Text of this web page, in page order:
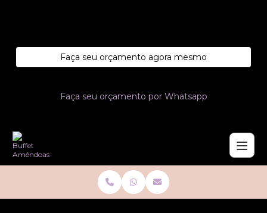
Faça seu orçamento agora mesmo
Faça seu orçamento por Whatsapp